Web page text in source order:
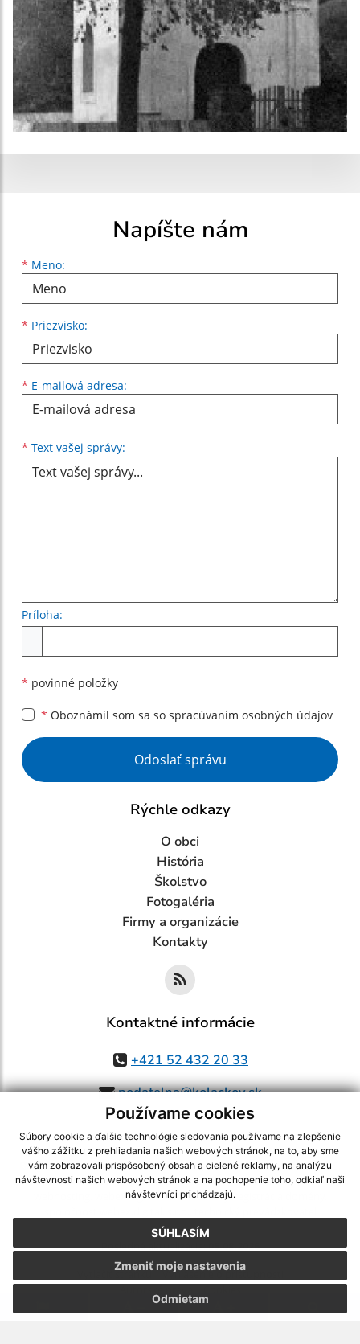
Používame cookies
Súbory cookie a ďalšie technológie sledovania používame na zlepšenie
vášho zážitku z prehliadania našich webových stránok, na to, aby sme
vám zobrazovali prispôsobený obsah a cielené reklamy, na analýzu
návštevnosti našich webových stránok a na pochopenie toho, odkiaľ naši
návštevníci prichádzajú.
SÚHLASÍM
Odmietam
Zmeniť moje nastavenia
Napíšte nám
* Meno:
Meno
* Priezvisko:
Priezvisko
* E-mailová adresa:
E-mailová adresa
* Text vašej správy:
Príloha:
* povinné položky
* Oboznámil som sa so spracúvaním osobných údajov
Google reCaptcha Response
Odoslať správu
Rýchle odkazy
O obci
História
Školstvo
Fotogaléria
Firmy a organizácie
Kontakty
Kontaktné informácie
+421 52 432 20 33
podatelna@kolackov.sk
využite možnosť získavania aktuálnych informácií s využitím RSS
CMS systém (redakčný) systém ECHELON 2,Mapa stránok,web portál
webex.digital, s.r.o.,domény,registrácia domény
Posledná aktualizácia:05.08.2026
Vytlačiť stránku|Vyhlásenie o prístupnosti